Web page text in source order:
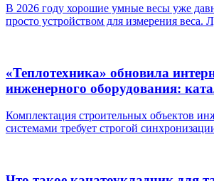
В 2026 году хорошие умные весы уже
просто устройством для измерения веса.
«Теплотехника» обновила
инженерного оборудования:
Комплектация строительных объектов
системами требует строгой